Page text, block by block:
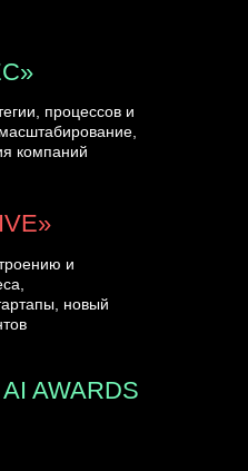
AWARDS
процессов и
компаний
и
новый